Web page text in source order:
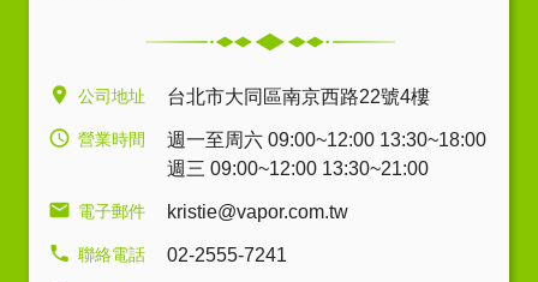
公司地址 台北市大同區南京西路22號4樓
營業時間
週一至周六 09:00~12:00 13:30~18:00
週三 09:00~12:00 13:30~21:00
電子郵件 kristie@vapor.com.tw
聯絡電話 02-2555-7241